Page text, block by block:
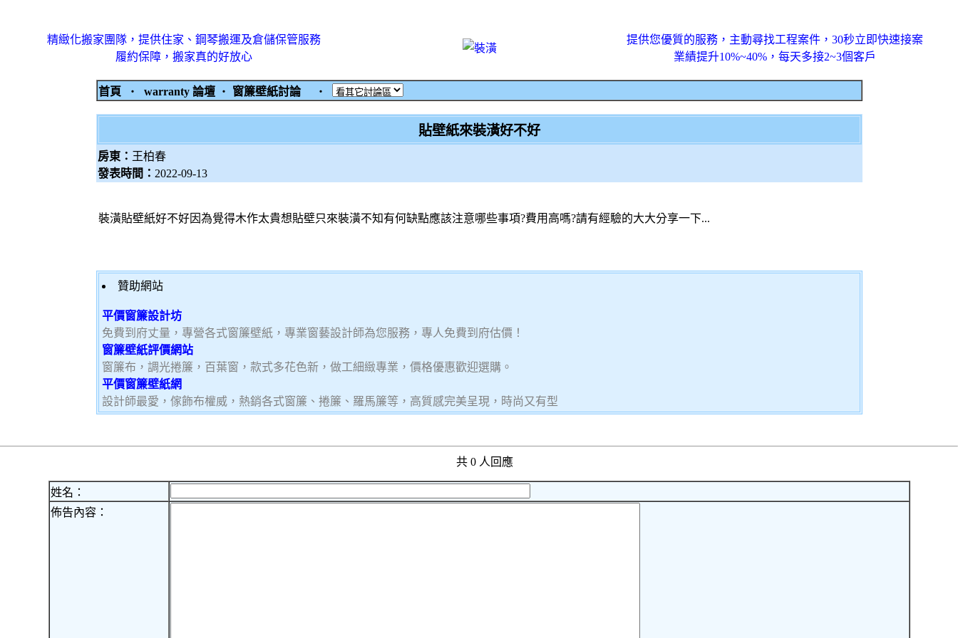
精緻化搬家團隊，提供住家、鋼琴搬運及倉儲保管服務
履約保障，搬家真的好放心
提供您優質的服務，主動尋找工程案件，30秒立即快速接案
業績提升10%~40%，每天多接2~3個客戶
首頁 ‧ warranty 論壇 ‧ 窗簾壁紙討論 ‧
貼壁紙來裝潢好不好
房東： 王柏春
發表時間： 2022-09-13
裝潢貼壁紙好不好因為覺得木作太貴想貼壁只來裝潢不知有何缺點應該注意哪些事項?費用高嗎?請有經驗的大大分享一下...
贊助網站
平價窗簾設計坊
免費到府丈量，專營各式窗簾壁紙，專業窗藝設計師為您服務，專人免費到府估價！
窗簾壁紙評價網站
窗簾布，調光捲簾，百葉窗，款式多花色新，做工細緻專業，價格優惠歡迎選購。
平價窗簾壁紙網
設計師最愛，傢飾布權威，熱銷各式窗簾、捲簾、羅馬簾等，高質感完美呈現，時尚又有型
共 0 人回應
姓名：
佈告內容：